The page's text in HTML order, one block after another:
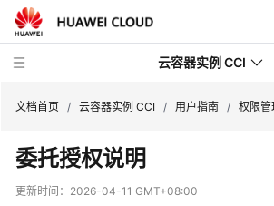
云容器实例 CCI
文档首页 / 云容器实例 CCI / 用户指南 / 权限管
委托授权说明
更新时间： 2026-04-11 GMT+08:00